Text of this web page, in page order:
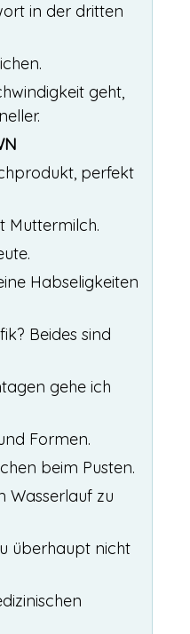
in der dritten
geht,
perfekt
Muttermilch.
Habseligkeiten
Beides sind
gehe ich
Formen.
beim Pusten.
Wasserlauf zu
überhaupt nicht